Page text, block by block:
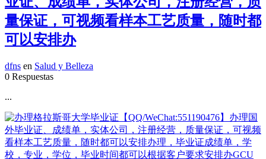
量保证，可视频看样本工艺质量，随时都
可以安排办
dfns en Salud y Belleza
0 Respuestas
...